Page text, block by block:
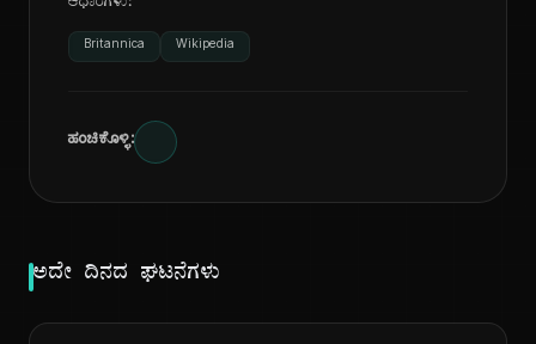
ಆಧಾರಗಳು:
Britannica Wikipedia
ಹಂಚಿಕೊಳ್ಳಿ:
ಅದೇ ದಿನದ ಘಟನೆಗಳು